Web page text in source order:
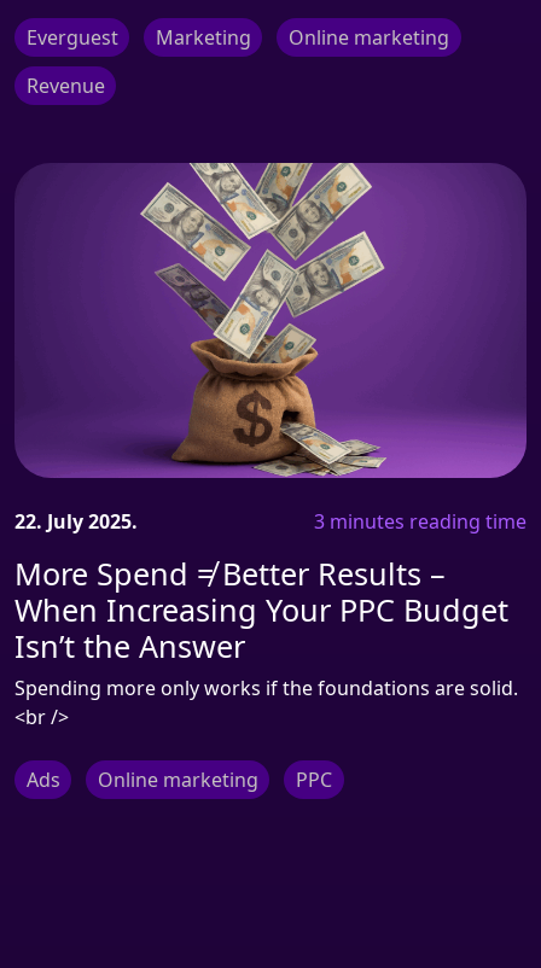
Everguest Marketing
Online marketing
Revenue
22. July 2025. 3 minutes reading time
More Spend ≠ Better Results –
When Increasing Your PPC Budget
Isn’t the Answer
Spending more only works if the foundations are solid.
<br />
Ads Online marketing PPC